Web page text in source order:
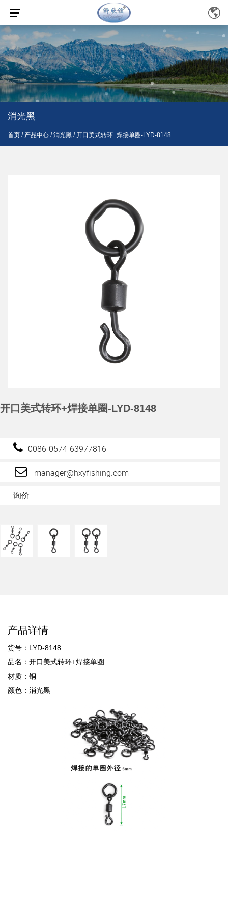
消光黑
首页 / 产品中心 /消光黑 /开口美式转环+焊接单圈-LYD-8148
开口美式转环+焊接单圈-LYD-8148
0086-0574-63977816
manager@hxyfishing.com
询价
产品详情
货号：LYD-8148
品名：开口美式转环+焊接单圈
材质：铜
颜色：消光黑